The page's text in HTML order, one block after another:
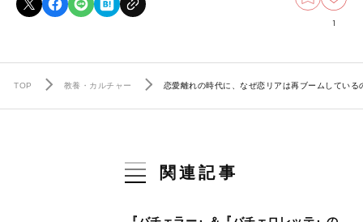
1
TOP 教養・カルチャー 恋愛離れの時代に、なぜ恋リアは再ブームしてい
関連記事